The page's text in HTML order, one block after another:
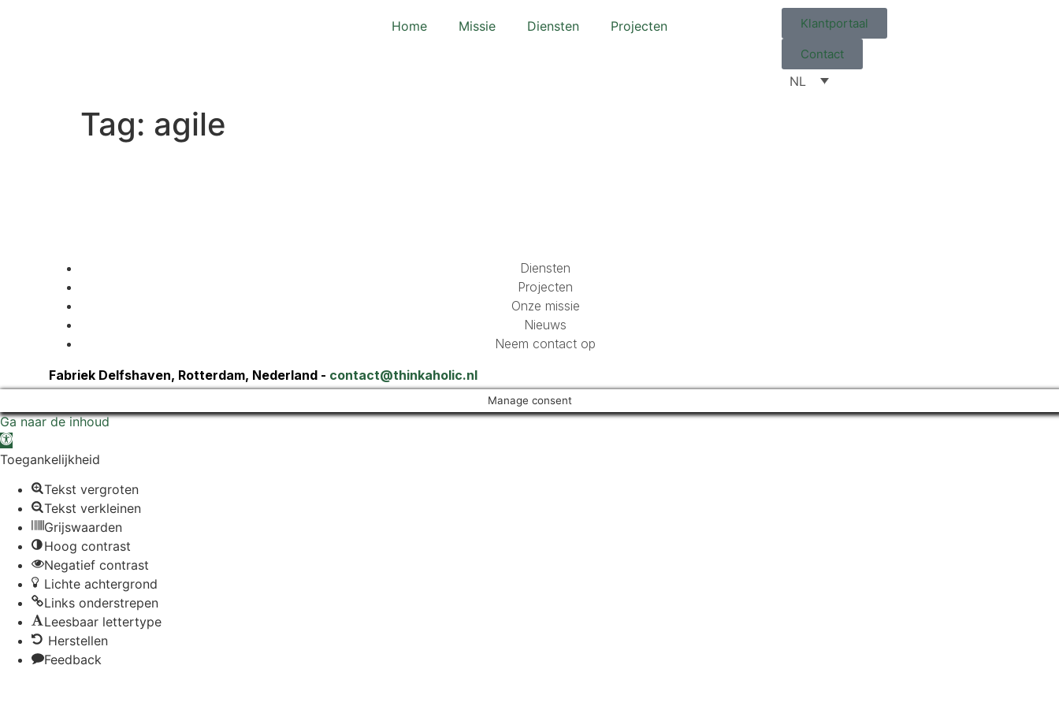
Home Missie Diensten Projecten Klantportaal
Contact
NL
Tag: agile
Diensten
Projecten
Onze missie
Nieuws
Neem contact op
Fabriek Delfshaven, Rotterdam, Nederland - contact@thinkaholic.nl
Manage consent
Ga naar de inhoud
Toolbar openen
Toegankelijkheid
Tekst vergroten
Tekst verkleinen
Grijswaarden
Hoog contrast
Negatief contrast
Lichte achtergrond
Links onderstrepen
Leesbaar lettertype
Herstellen
Feedback